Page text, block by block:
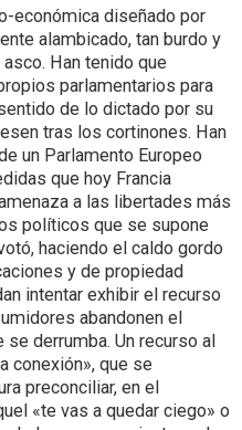
económica diseñado por
alambicado, tan burdo y
Han tenido que
parlamentarios para
de lo dictado por su
tras los cortinones. Han
un Parlamento Europeo
que hoy Francia
a las libertades más
políticos que se supone
haciendo el caldo gordo
y de propiedad
intentar exhibir el recurso
abandonen el
derrumba. Un recurso al
conexión», que se
preconciliar, en el
«te vas a quedar ciego» o